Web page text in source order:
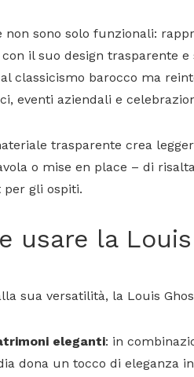
non sono solo funzionali:
con il suo design trasparente
classicismo barocco ma
eventi aziendali e
trasparente crea
o mise en place – di
gli ospiti.
usare la
sua versatilità, la Louis
eleganti: in
dona un tocco di eleganza